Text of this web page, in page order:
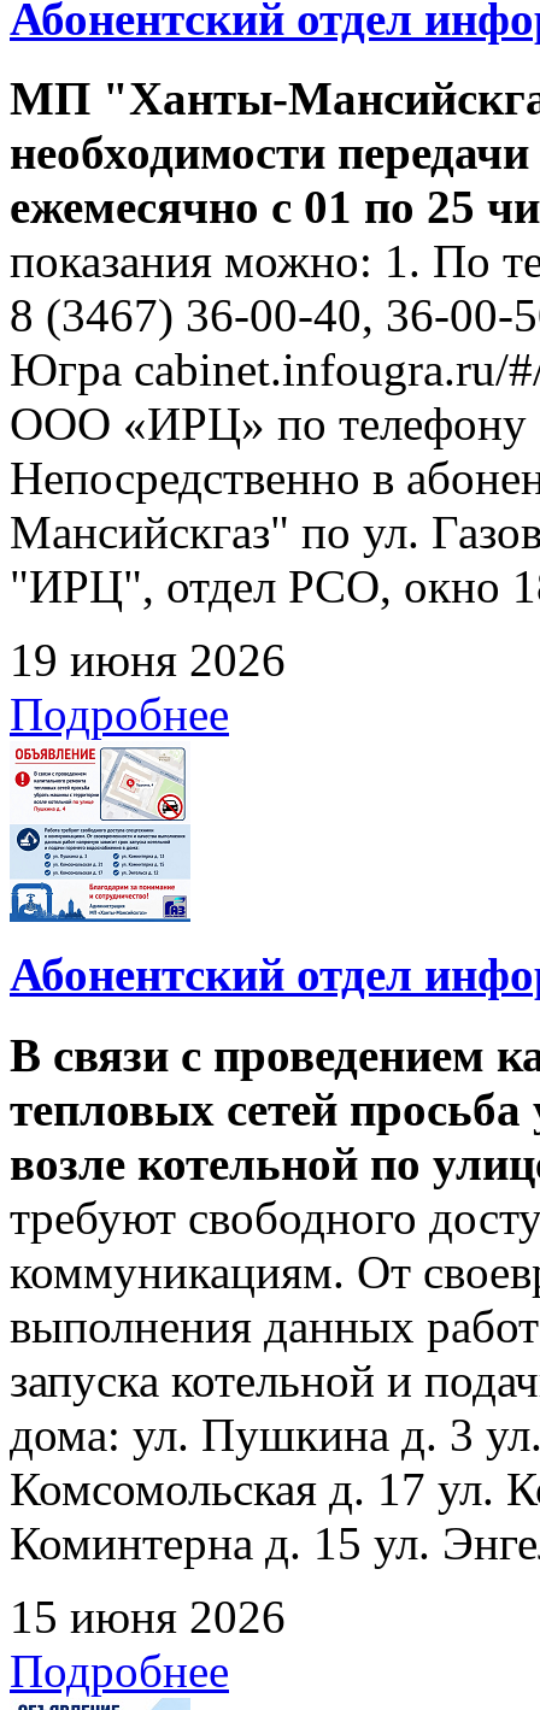
Абонентский отдел
МП "Ханты-
необходимости
ежемесячно с 01 по 25
показания можно: 1. По
8 (3467) 36-00-40, 36-00-
Югра cabinet.infougra.ru/
ООО «ИРЦ» по телефону
Непосредственно в
Мансийскгаз" по ул.
"ИРЦ", отдел РСО, окно
19 июня 2026
Подробнее
Абонентский отдел
В связи с проведением
тепловых сетей
возле котельной по
требуют свободного
коммуникациям. От
выполнения данных
запуска котельной и
дома: ул. Пушкина д. 3
Комсомольская д. 17 ул.
Коминтерна д. 15 ул.
15 июня 2026
Подробнее